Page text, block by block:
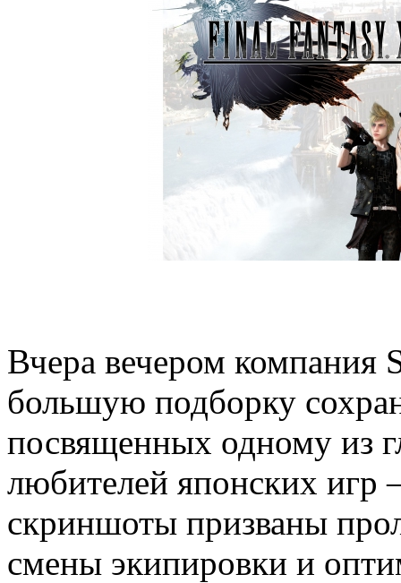
Вчера вечером компания
большую подборку
посвященных одному из
любителей японских игр
скриншоты призваны
смены экипировки и